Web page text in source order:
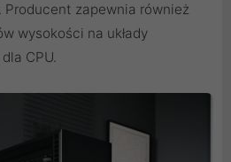
zapewnia również
wysokości na układy
CPU.